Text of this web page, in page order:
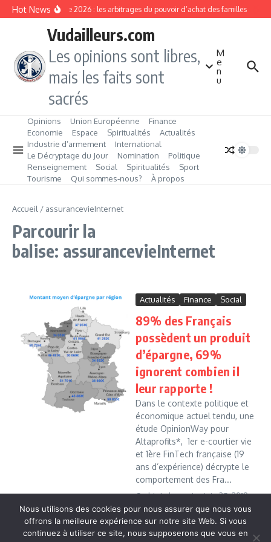
Aller au contenu
Hot NewsRentrée 2026 : les arbitrages du pouvoir d’achat des familles
Vudailleurs.com
Les opinions sont libres,
mais les faits sont
sacrés
M
e
n
u
Opinions Union Européenne
Finance
Economie
Espace Spiritualités
Actualités
Industrie d’armement
International
Le Décryptage du Jour
Nomination
Politique
Renseignement
Social Spiritualités
Sport
Tourisme
Qui sommes‑nous? À propos
Accueil / assurancevieInternet
Parcourir la
balise: assurancevieInternet
Actualités Finance Social
89% des Français
possèdent un produit
d’épargne, 69%
ignorent combien il
leur rapporte !
Dans le contexte politique et
économique actuel tendu, une
étude OpinionWay pour
Altaprofits*, 1er e-courtier vie
et 1ère FinTech française (19
ans d’expérience) décrypte le
comportement des Fra...
Cedric Leboussi juin 25, 2019
Read More
Nous utilisons des cookies pour nous assurer que nous vous
offrons la meilleure expérience sur notre site Web. Si vous
continuez à utiliser ce site, nous supposerons que vous en